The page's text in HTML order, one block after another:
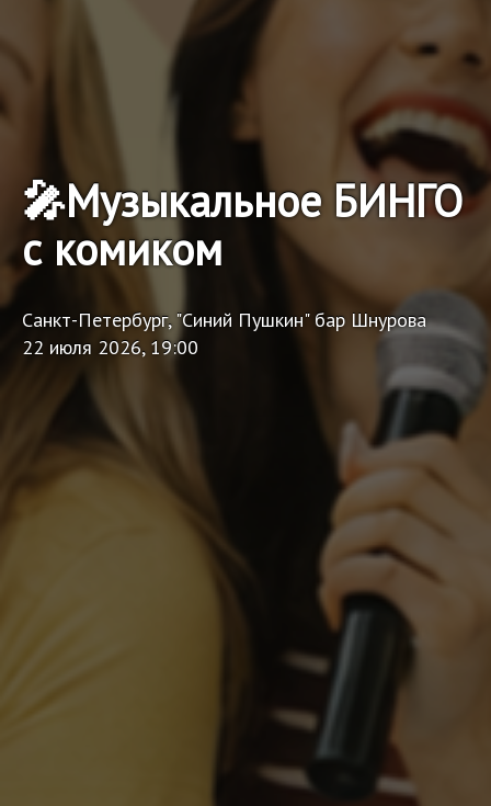
🎤Музыкальное БИНГО
с комиком
Санкт-Петербург, "Синий Пушкин" бар Шнурова
22 июля 2026, 19:00